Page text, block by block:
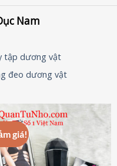
Nam
tập dương vật
đeo dương vật
giá!